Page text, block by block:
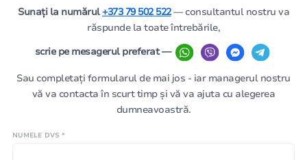
Sunați la numărul+373 79 502 522— consultantul nostru va
răspunde la toate întrebările,
scrie pe mesagerul preferat —
Sau completați formularul de mai jos - iar managerul nostru
vă va contacta în scurt timp și vă va ajuta cu alegerea
dumneavoastră.
NUMELE DVS *